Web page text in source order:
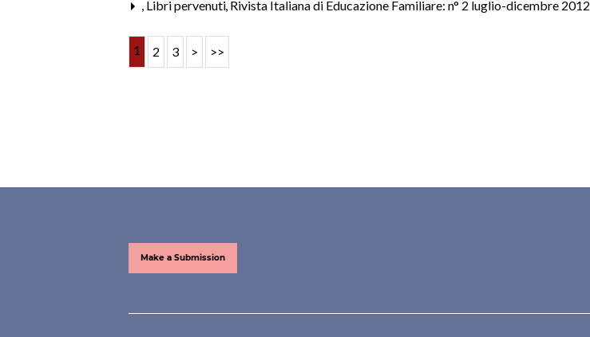
, Libri pervenuti, Rivista Italiana di Educazione Familiare: n° 2 luglio-dicembre 2012
1 2 3 > >>
Make a Submission